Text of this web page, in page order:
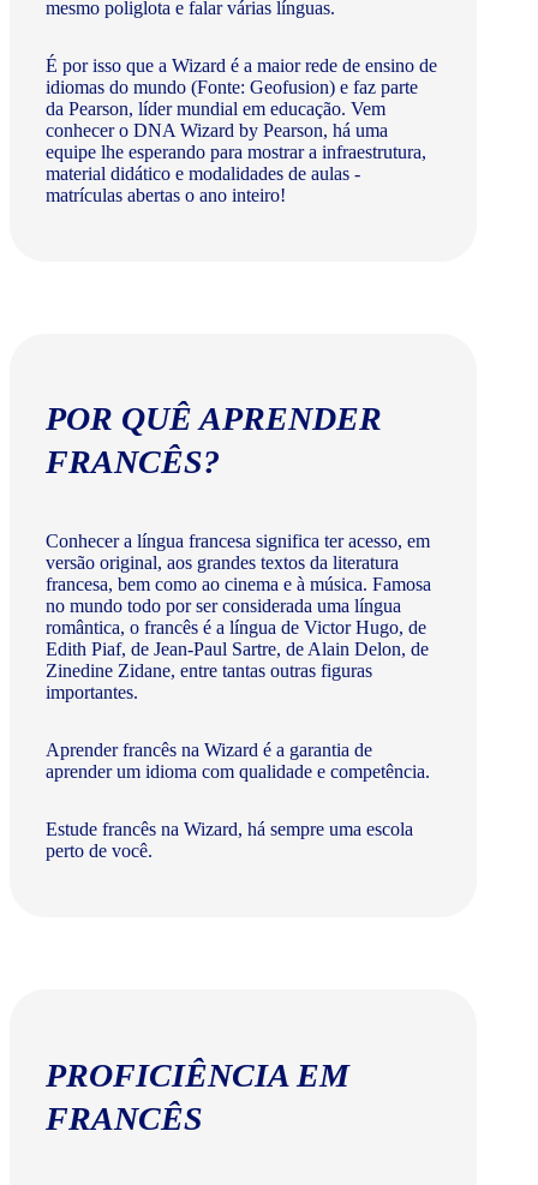
mesmo poliglota e falar várias línguas.
É por isso que a Wizard é a maior rede de ensino de
idiomas do mundo (Fonte: Geofusion) e faz parte
da Pearson, líder mundial em educação. Vem
conhecer o DNA Wizard by Pearson, há uma
equipe lhe esperando para mostrar a infraestrutura,
material didático e modalidades de aulas -
matrículas abertas o ano inteiro!
POR QUÊ APRENDER
FRANCÊS?
Conhecer a língua francesa significa ter acesso, em
versão original, aos grandes textos da literatura
francesa, bem como ao cinema e à música. Famosa
no mundo todo por ser considerada uma língua
romântica, o francês é a língua de Victor Hugo, de
Edith Piaf, de Jean-Paul Sartre, de Alain Delon, de
Zinedine Zidane, entre tantas outras figuras
importantes.
Aprender francês na Wizard é a garantia de
aprender um idioma com qualidade e competência.
Estude francês na Wizard, há sempre uma escola
perto de você.
PROFICIÊNCIA EM
FRANCÊS